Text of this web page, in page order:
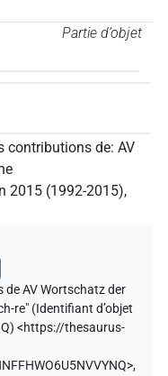
Partie d’objet
contributions de: AV
2015 (1992-2015),
deAV Wortschatz der
re" (Identifiant d’objet
) <https://thesaurus-
,